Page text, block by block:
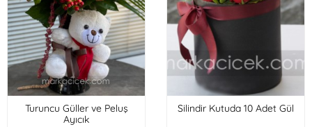
Turuncu Güller ve Peluş
Ayıcık
Silindir Kutuda 10 Adet Gül